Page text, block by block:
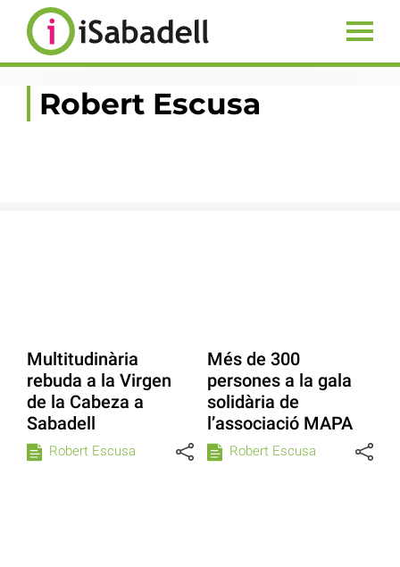
Robert Escusa
Multitudinària
rebuda a la Virgen
de la Cabeza a
Sabadell
Robert Escusa
Més de 300
persones a la gala
solidària de
l’associació MAPA
Robert Escusa